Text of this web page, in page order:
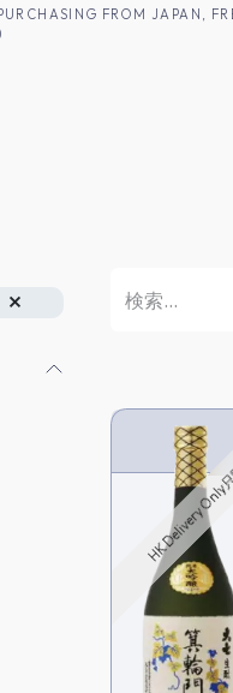
FROM JAPAN,
HK Delivery